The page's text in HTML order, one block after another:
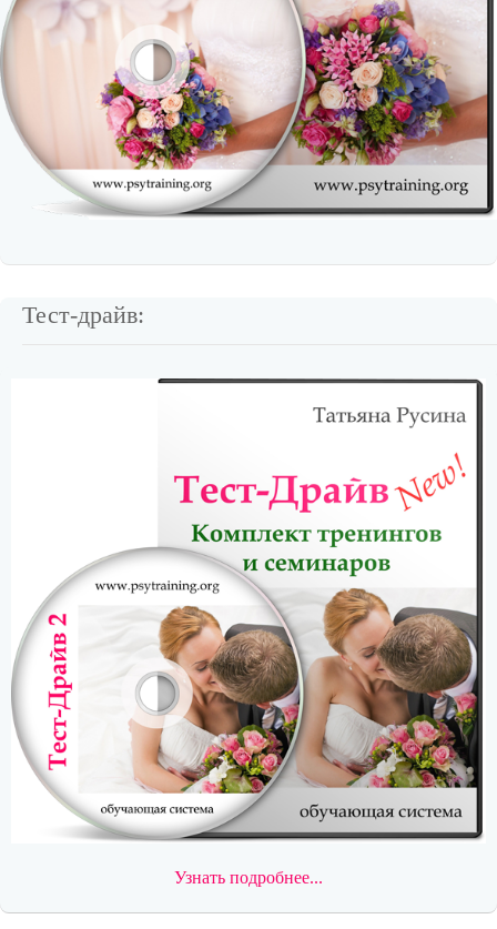
Тест-драйв:
Узнать подробнее...